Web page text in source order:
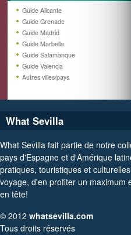
Guide Alicante
Guide Grenade
Guide Madrid
Guide Marbella
Guide Salamanque
Guide Valencia
Autres villes/pays
What Sevilla
What Sevilla fait partie de notre
pays d'Espagne et d'Amérique
pratiques, touristiques et
voyage, d'en profiter un maximum
en tête!
© 2012 whatsevilla.com
Tous droits réservés